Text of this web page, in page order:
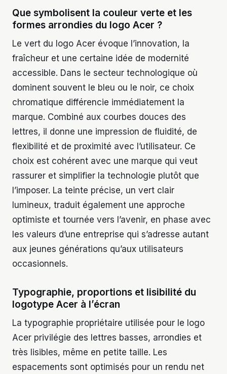
Que symbolisent la couleur verte et les
formes arrondies du logo Acer ?
Le vert du logo Acer évoque l’innovation, la
fraîcheur et une certaine idée de modernité
accessible. Dans le secteur technologique où
dominent souvent le bleu ou le noir, ce choix
chromatique différencie immédiatement la
marque. Combiné aux courbes douces des
lettres, il donne une impression de fluidité, de
flexibilité et de proximité avec l’utilisateur. Ce
choix est cohérent avec une marque qui veut
rassurer et simplifier la technologie plutôt que
l’imposer. La teinte précise, un vert clair
lumineux, traduit également une approche
optimiste et tournée vers l’avenir, en phase avec
les valeurs d’une entreprise qui s’adresse autant
aux jeunes générations qu’aux utilisateurs
occasionnels.
Typographie, proportions et lisibilité du
logotype Acer à l’écran
La typographie propriétaire utilisée pour le logo
Acer privilégie des lettres basses, arrondies et
très lisibles, même en petite taille. Les
espacements sont optimisés pour un rendu net